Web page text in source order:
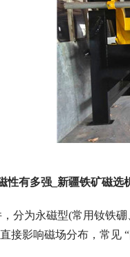
稀土永磁辊式
性有多强_新疆铁矿磁
分为永磁型(常用钕铁
接影响磁场分布，常见